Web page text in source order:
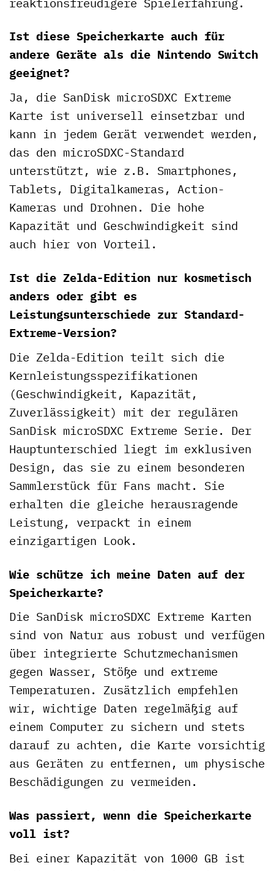
Ist diese Speicherkarte auch für
andere Geräte als die Nintendo Switch
geeignet?
Ja, die SanDisk microSDXC Extreme
Karte ist universell einsetzbar und
kann in jedem Gerät verwendet werden,
das den microSDXC-Standard
unterstützt, wie z.B. Smartphones,
Tablets, Digitalkameras, Action-
Kameras und Drohnen. Die hohe
Kapazität und Geschwindigkeit sind
auch hier von Vorteil.
Ist die Zelda-Edition nur kosmetisch
anders oder gibt es
Leistungsunterschiede zur Standard-
Extreme-Version?
Die Zelda-Edition teilt sich die
Kernleistungsspezifikationen
(Geschwindigkeit, Kapazität,
Zuverlässigkeit) mit der regulären
SanDisk microSDXC Extreme Serie. Der
Hauptunterschied liegt im exklusiven
Design, das sie zu einem besonderen
Sammlerstück für Fans macht. Sie
erhalten die gleiche herausragende
Leistung, verpackt in einem
einzigartigen Look.
Wie schütze ich meine Daten auf der
Speicherkarte?
Die SanDisk microSDXC Extreme Karten
sind von Natur aus robust und verfügen
über integrierte Schutzmechanismen
gegen Wasser, Stöße und extreme
Temperaturen. Zusätzlich empfehlen
wir, wichtige Daten regelmäßig auf
einem Computer zu sichern und stets
darauf zu achten, die Karte vorsichtig
aus Geräten zu entfernen, um physische
Beschädigungen zu vermeiden.
Was passiert, wenn die Speicherkarte
voll ist?
Bei einer Kapazität von 1000 GB ist